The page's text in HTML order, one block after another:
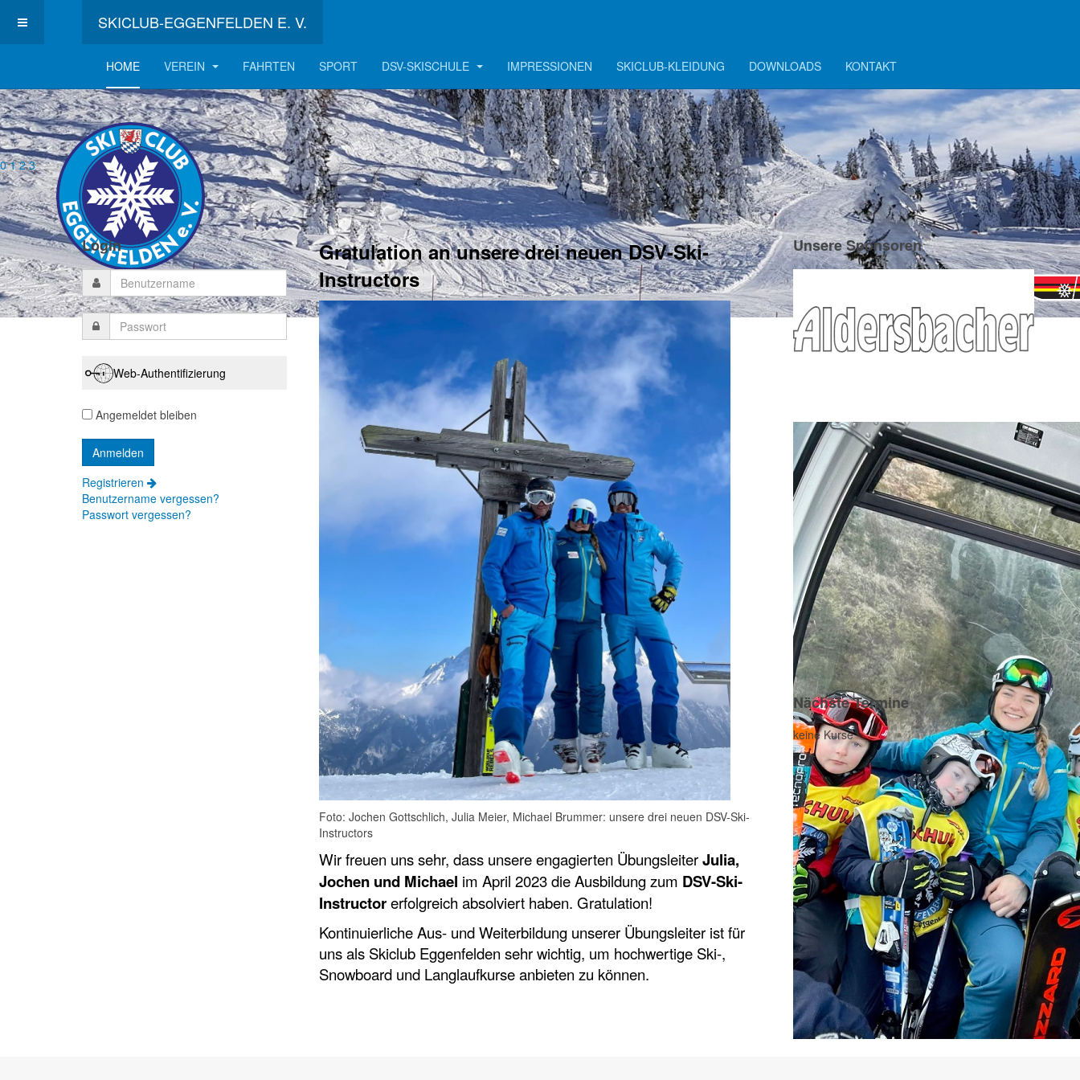
SKICLUB-EGGENFELDEN E. V.
HOME VEREIN FAHRTEN SPORT DSV-SKISCHULE IMPRESSIONEN SKICLUB-KLEIDUNG DOWNLOADS KONTAKT
0123
Gratulation an unsere drei neuen DSV-Ski-
Instructors
Foto: Jochen Gottschlich, Julia Meier, Michael Brummer: unsere drei neuen DSV-Ski-
Instructors
Wir freuen uns sehr, dass unsere engagierten ÜbungsleiterJulia,
Jochen und Michael im April 2023 die Ausbildung zum DSV-Ski-
Instructorerfolgreich absolviert haben. Gratulation!
Kontinuierliche Aus- und Weiterbildung unserer Übungsleiter ist für
uns als Skiclub Eggenfelden sehr wichtig, um hochwertige Ski-,
Snowboard und Langlaufkurse anbieten zu können.
Login
Web-Authentifizierung
Angemeldet bleiben
Registrieren
Benutzername vergessen?
Passwort vergessen?
Unsere Sponsoren
Nächste Termine
keine Kurse